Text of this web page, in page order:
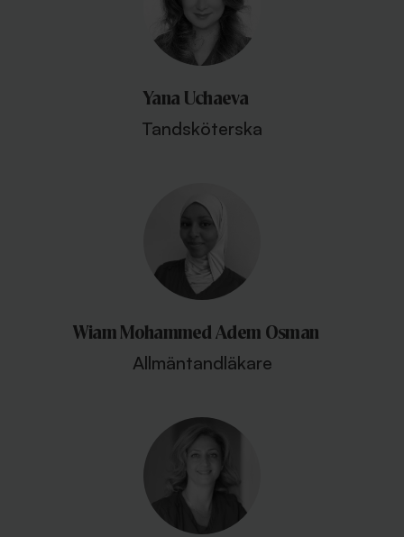
Yana Uchaeva
Tandsköterska
Wiam Mohammed Adem Osman
Allmäntandläkare